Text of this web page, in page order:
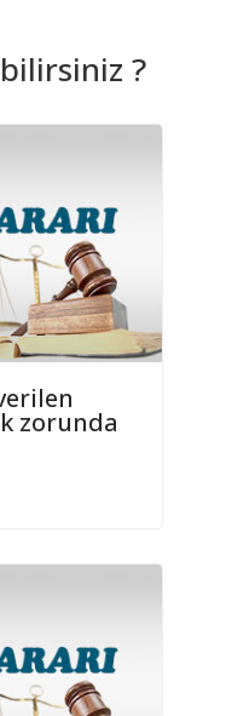
?
zorunda